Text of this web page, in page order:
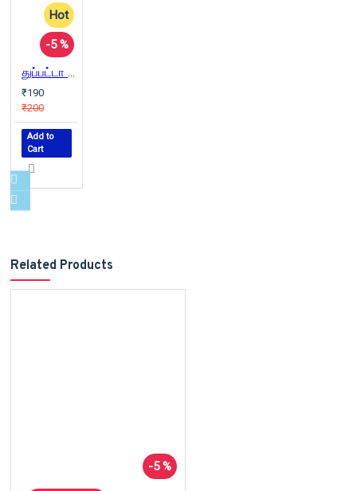
Hot
-5 %
துப்பட்டா போடுங்க தோழி
₹190
₹200
Add to
Cart
Related Products
-5 %